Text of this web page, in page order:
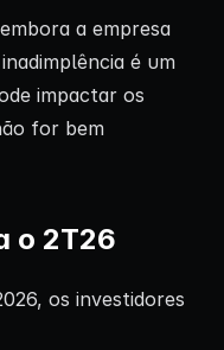
embora a empresa
é um
impactar os
for bem
o 2T26
os investidores